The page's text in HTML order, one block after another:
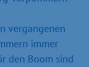
vergangenen
immer
den Boom sind